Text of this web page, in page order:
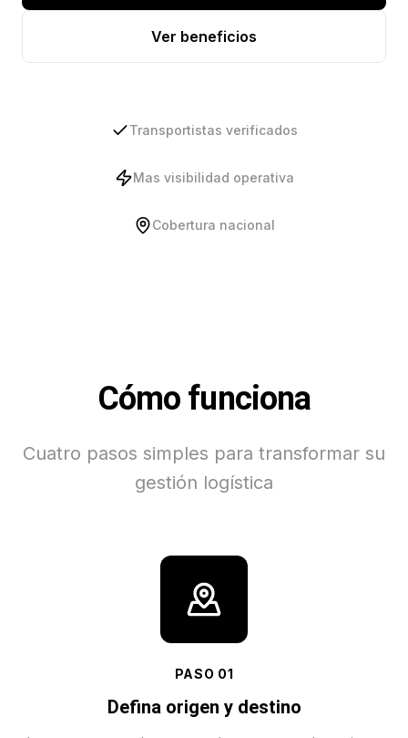
Ver beneficios
Transportistas verificados
Mas visibilidad operativa
Cobertura nacional
Cómo funciona
Cuatro pasos simples para transformar su
gestión logística
PASO 01
Defina origen y destino